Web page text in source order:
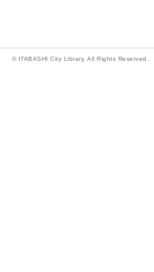
© ITABASHI City Library. All Rights Reserved.